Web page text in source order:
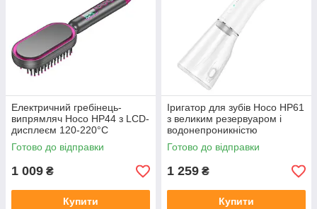
Електричний гребінець-
випрямляч Hoco HP44 з LCD-
дисплеєм 120-220°C
Готово до відправки
1 009 ₴
Купити
Іригатор для зубів Hoco HP61
з великим резервуаром і
водонепроникністю
Готово до відправки
1 259 ₴
Купити